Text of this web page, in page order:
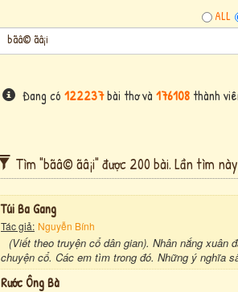
ALL
Đang có 122237bài thơ và 176108thành
Tìm "bãâ© ãâ¡i" được 200 bài. Lần tìm
Túi Ba Gang
Tác giả: Nguyễn Bính
(Viết theo truyện cổ dân gian). Nhân nắng
chuyện cổ. Các em tìm trong đó. Những ý nghĩa
Rước Ông Bà